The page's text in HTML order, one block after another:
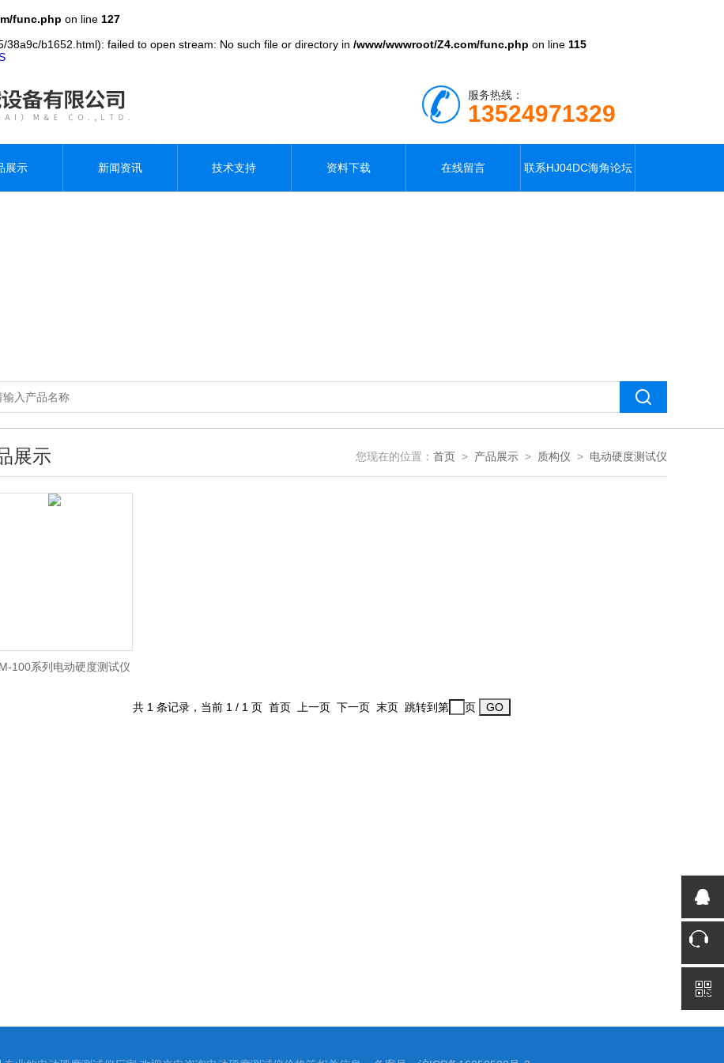
func.php on line 127
b1652.html): failed to open stream: No such file or directory in /www/wwwroot/Z4.com/func.php on line 115
服务热线：
13524971329
展示 新闻资讯 技术支持 资料下载 在线留言 联系HJ04DC海角论坛
展示 您现在的位置： 首页 > 产品展示 > 质构仪 > 电动硬度测试仪
100系列电动硬度测试仪
共 1 条记录，当前 1 / 1 页 首页 上一页 下一页 末页 跳转到第 页